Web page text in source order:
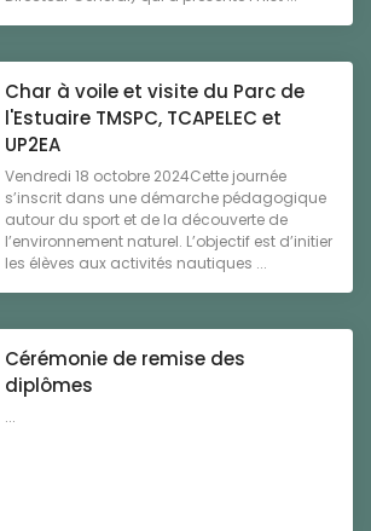
Char à voile et visite du Parc de
l'Estuaire TMSPC, TCAPELEC et
UP2EA
Vendredi 18 octobre 2024Cette journée
s’inscrit dans une démarche pédagogique
autour du sport et de la découverte de
l’environnement naturel. L’objectif est d’initier
les élèves aux activités nautiques ...
Cérémonie de remise des
diplômes
...